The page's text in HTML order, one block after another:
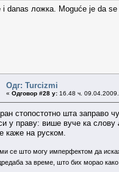
i danas ложка. Moguće je da
Одг: Turcizmi
« Одговор #28 у: 16.48 ч.
стопостотно шта заправо
у праву: више вуче ка слову
каже на руском.
се што могу имперфектом да
за време, што бих морао